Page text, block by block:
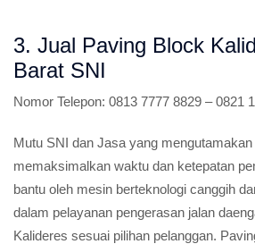
3. Jual Paving Block
Barat SNI
Nomor Telepon: 0813 7777 8829 – 0821
Mutu SNI dan Jasa yang
memaksimalkan waktu dan ketepatan
bantu oleh mesin berteknologi canggih
dalam pelayanan pengerasan jalan
Kalideres sesuai pilihan pelanggan.